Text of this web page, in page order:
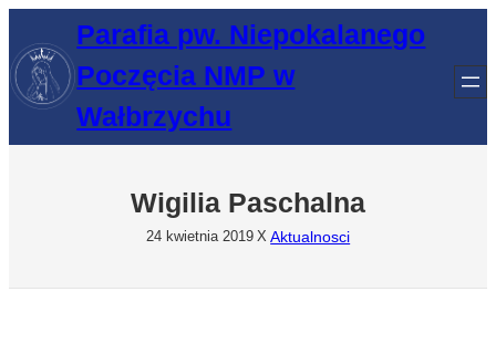
treści
Parafia pw. Niepokalanego
Poczęcia NMP w
Wałbrzychu
Wigilia Paschalna
24 kwietnia 2019 X Aktualnosci